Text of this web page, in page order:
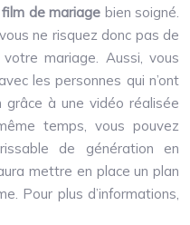
film de mariage bien soigné.
ne risquez donc pas de
mariage. Aussi, vous
les personnes qui n’ont
à une vidéo réalisée
temps, vous pouvez
de génération en
mettre en place un plan
Pour plus d’informations,